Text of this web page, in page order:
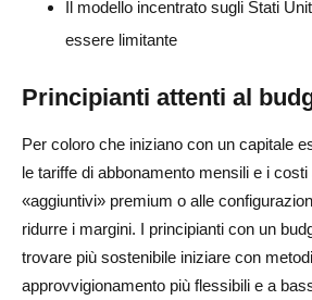
Il modello incentrato sugli Stati
essere limitante
Principianti attenti al
Per coloro che iniziano con un capitale
le tariffe di abbonamento mensili e i
«aggiuntivi» premium o alle
ridurre i margini. I principianti con un
trovare più sostenibile iniziare con
approvvigionamento più flessibili e a